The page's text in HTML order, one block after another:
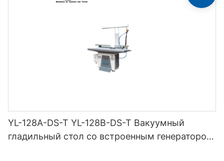
YL-128A-DS-T YL-128B-DS-T Вакуумный
гладильный стол со встроенным генератором